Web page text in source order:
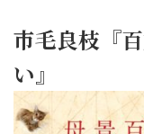
市毛良枝『
い』